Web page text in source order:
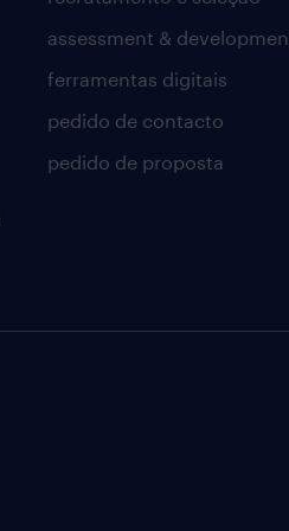
assessment &
ferramentas digitais
pedido de contacto
pedido de proposta